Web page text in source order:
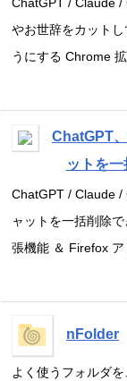
ChatGPT / Claude /
やお世辞をカット
うにする Chrome
ChatGPT
ットを
ChatGPT / Claude /
ャットを一括削除
張機能 ＆ Firefox ア
nFolder
よく使うフォルダ